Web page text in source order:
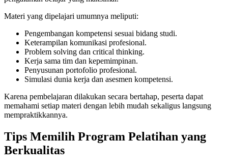
Materi yang dipelajari umumnya meliputi:
Pengembangan kompetensi sesuai bidang studi.
Keterampilan komunikasi profesional.
Problem solving dan critical thinking.
Kerja sama tim dan kepemimpinan.
Penyusunan portofolio profesional.
Simulasi dunia kerja dan asesmen kompetensi.
Karena pembelajaran dilakukan secara bertahap, peserta dapat
memahami setiap materi dengan lebih mudah sekaligus langsung
mempraktikkannya.
Tips Memilih Program Pelatihan yang
Berkualitas